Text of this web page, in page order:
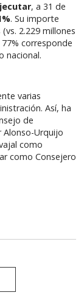
, a 31 de
. Su importe
2.229 millones
corresponde
nacional.
varias
Así, ha
de
Alonso-Urquijo
como
como Consejero